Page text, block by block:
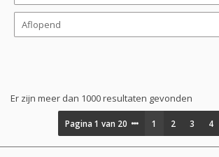
Er zijn meer dan 1000 resultaten gevonden
Pagina1 van 20 1 2 3 4